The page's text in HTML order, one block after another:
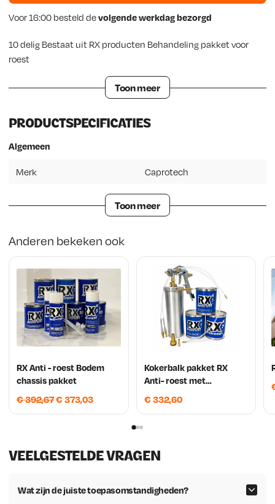
e
l
j
e
i
s
w
a
s
:
€
2
9
,
i
j
2
8
7
4
.
Voor 16:00 besteld devolgende werkdag bezorgd
10 delig Bestaat uit RX producten Behandeling pakket voor
roest
Toon meer
PRODUCTSPECIFICATIES
Algemeen
Merk Caprotech
Toon meer
Anderen bekeken ook
RX Anti - roest Bodem
chassis pakket
€392,67O
o
p
o
€ 373,03H
u
i
e
Kokerbalk pakket RX
Anti- roest met
€ 332,60
VEELGESTELDE VRAGEN
Wat zijn de juiste toepasomstandigheden?